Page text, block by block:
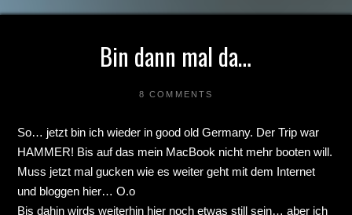
Bin dann mal da…
8 COMMENTS
So… jetzt bin ich wieder in good old Germany. Der Trip war
HAMMER! Bis auf das mein MacBook nicht mehr booten will.
Muss jetzt mal gucken wie es weiter geht mit dem Internet
und bloggen hier… O.o
Bis dahin wirds weiterhin hier noch etwas still sein… aber ich